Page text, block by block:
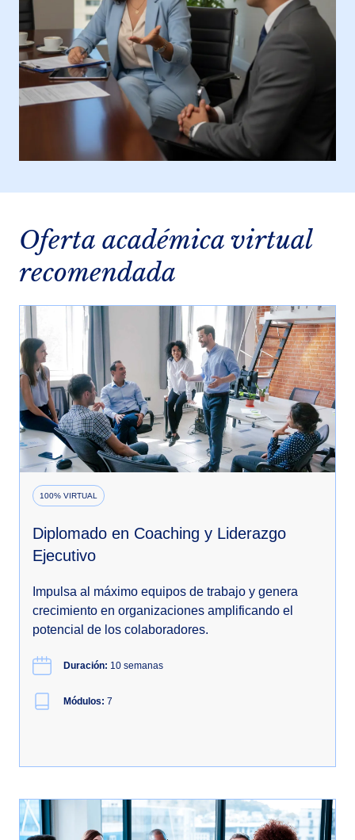
Oferta académica virtual
recomendada
100% VIRTUAL
Diplomado en Coaching y Liderazgo
Ejecutivo
Impulsa al máximo equipos de trabajo y genera
crecimiento en organizaciones amplificando el
potencial de los colaboradores.
Duración: 10 semanas
Módulos: 7